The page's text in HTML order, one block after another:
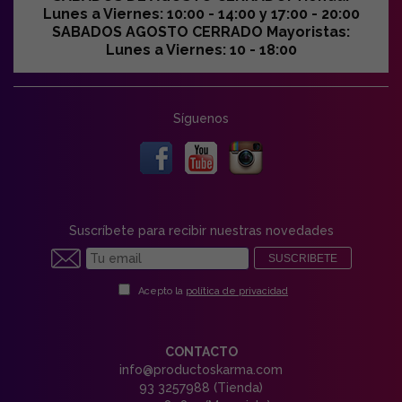
Lunes a Viernes: 10:00 - 14:00 y 17:00 - 20:00
SABADOS AGOSTO CERRADO Mayoristas:
Lunes a Viernes: 10 - 18:00
Síguenos
Suscríbete para recibir nuestras novedades
SUSCRIBETE
Acepto la política de privacidad
CONTACTO
info@productoskarma.com
93 3257988 (Tienda)